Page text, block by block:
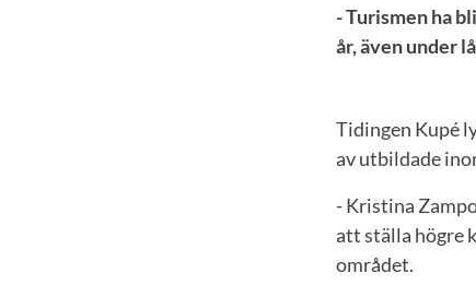
- Turismen ha
år, även under
Tidingen Kupé
av utbildade
- Kristina
att ställa högre
området.